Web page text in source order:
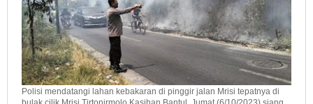
Musim
Kemarau
Polisi mendatangi lahan kebakaran di pinggir jalan Mrisi tepatnya di